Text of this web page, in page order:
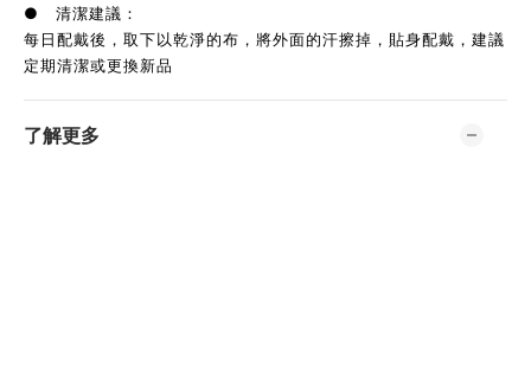
● 清潔建議：
每日配戴後，取下以乾淨的布，將外面的汗擦掉，貼身配戴，建議
定期清潔或更換新品
了解更多